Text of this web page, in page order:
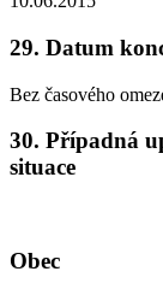
29. Datum
Bez časového
30. Případná
situace
Obec